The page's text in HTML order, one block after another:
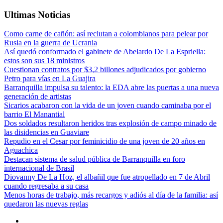
Ultimas Noticias
Como carne de cañón: así reclutan a colombianos para pelear por
Rusia en la guerra de Ucrania
Así quedó conformado el gabinete de Abelardo De La Espriella:
estos son sus 18 ministros
Cuestionan contratos por $3,2 billones adjudicados por gobierno
Petro para vías en La Guajira
Barranquilla impulsa su talento: la EDA abre las puertas a una nueva
generación de artistas
Sicarios acabaron con la vida de un joven cuando caminaba por el
barrio El Manantial
Dos soldados resultaron heridos tras explosión de campo minado de
las disidencias en Guaviare
Repudio en el Cesar por feminicidio de una joven de 20 años en
Aguachica
Destacan sistema de salud pública de Barranquilla en foro
internacional de Brasil
Diovanny De La Hoz, el albañil que fue atropellado en 7 de Abril
cuando regresaba a su casa
Menos horas de trabajo, más recargos y adiós al día de la familia: así
quedaron las nuevas reglas